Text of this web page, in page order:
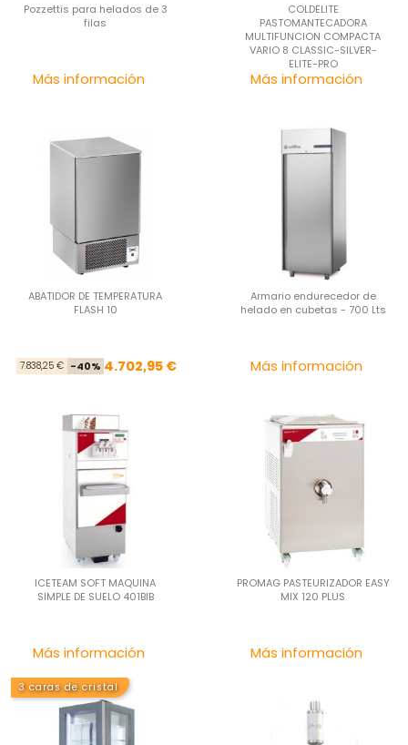
Pozzettis para helados de 3
filas
Más información
COLDELITE
PASTOMANTECADORA
MULTIFUNCION COMPACTA
VARIO 8 CLASSIC-SILVER-
ELITE-PRO
Más información
ABATIDOR DE TEMPERATURA
FLASH 10
Precio base
7.838,25 € -40% Precio
4.702,95 €
Armario endurecedor de
helado en cubetas - 700 Lts
Más información
ICETEAM SOFT MAQUINA
SIMPLE DE SUELO 401BIB
Más información
PROMAG PASTEURIZADOR EASY
MIX 120 PLUS
Más información
3 caras de cristal